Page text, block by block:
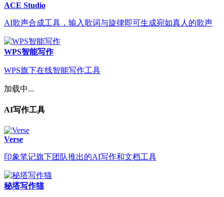
ACE Studio
AI歌声合成工具，输入歌词与旋律即可生成宛如真人的歌声
WPS智能写作
WPS旗下在线智能写作工具
加载中...
AI写作工具
Verse
印象笔记旗下团队推出的AI写作和文档工具
秘塔写作猫